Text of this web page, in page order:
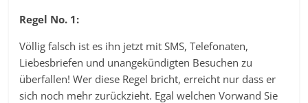
Regel No. 1:
Völlig falsch ist es ihn jetzt mit SMS, Telefonaten,
Liebesbriefen und unangekündigten Besuchen zu
überfallen! Wer diese Regel bricht, erreicht nur dass er
sich noch mehr zurückzieht. Egal welchen Vorwand Sie